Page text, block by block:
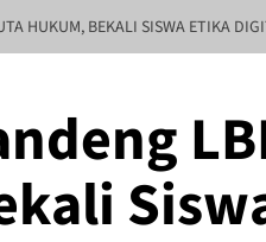
HUKUM, BEKALI SISWA ETIKA